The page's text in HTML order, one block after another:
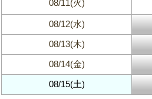
08/11(火)
08/12(水)
08/13(木)
08/14(金)
08/15(土)